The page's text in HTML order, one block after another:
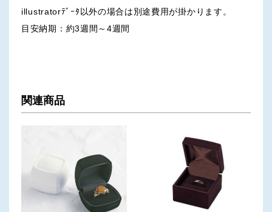
illustratorﾃﾞｰﾀ以外の場合は別途費用が掛かります。
目安納期：約3週間～4週間
関連商品